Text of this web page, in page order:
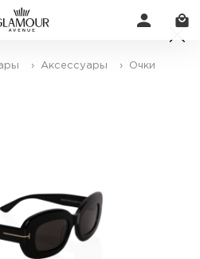
› Аксессуары › Очки